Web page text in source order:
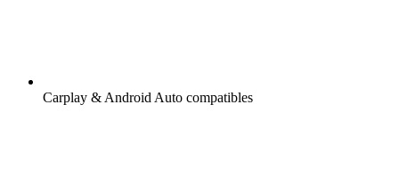
Carplay & Android Auto compatibles